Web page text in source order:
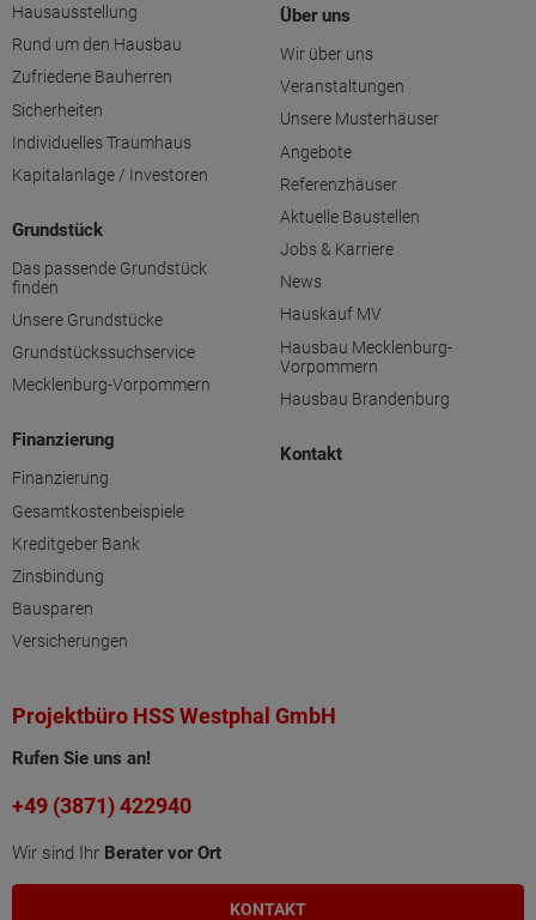
Hausausstellung
Rund um den Hausbau
Zufriedene Bauherren
Sicherheiten
Individuelles Traumhaus
Kapitalanlage / Investoren
Grundstück
Das passende Grundstück
finden
Unsere Grundstücke
Grundstückssuchservice
Mecklenburg-Vorpommern
Finanzierung
Finanzierung
Gesamtkostenbeispiele
Kreditgeber Bank
Zinsbindung
Bausparen
Versicherungen
Über uns
Wir über uns
Veranstaltungen
Unsere Musterhäuser
Angebote
Referenzhäuser
Aktuelle Baustellen
Jobs & Karriere
News
Hauskauf MV
Hausbau Mecklenburg-
Vorpommern
Hausbau Brandenburg
Kontakt
Projektbüro HSS Westphal GmbH
Rufen Sie uns an!
+49 (3871) 422940
Wir sind Ihr Berater vor Ort
KONTAKT